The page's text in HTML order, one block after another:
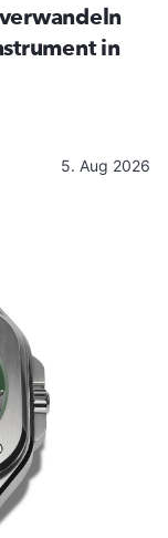
in
5. Aug 2026